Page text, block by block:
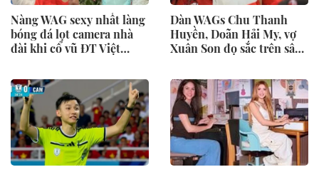
Nàng WAG sexy nhất làng
bóng đá lọt camera nhà
đài khi cổ vũ ĐT Việt
gây sốt
Dàn WAGs Chu Thanh
Huyền, Doãn Hải My, vợ
Xuân Son đọ sắc trên sân
Chung mới chiếm
"spotlight"